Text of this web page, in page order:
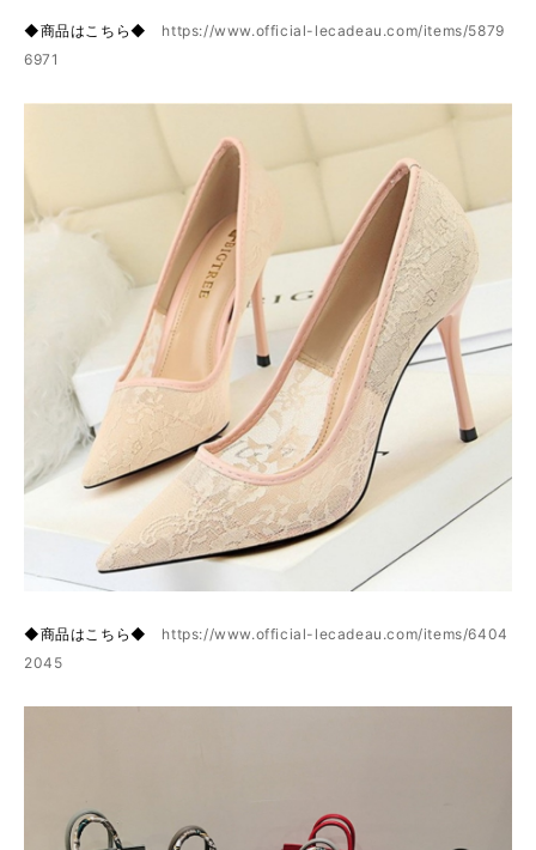
◆商品はこちら◆ https://www.official-lecadeau.com/items/5879
6971
◆商品はこちら◆ https://www.official-lecadeau.com/items/6404
2045